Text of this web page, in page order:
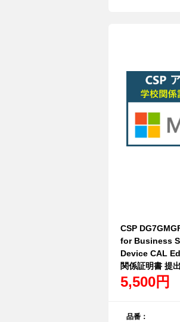
CSP
for Business
Device CAL
関係証明書 提
5,500円
品番：